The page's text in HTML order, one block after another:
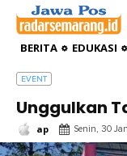
BERITA EDUKASI
EVENT
Unggulkan
ap Senin, 30